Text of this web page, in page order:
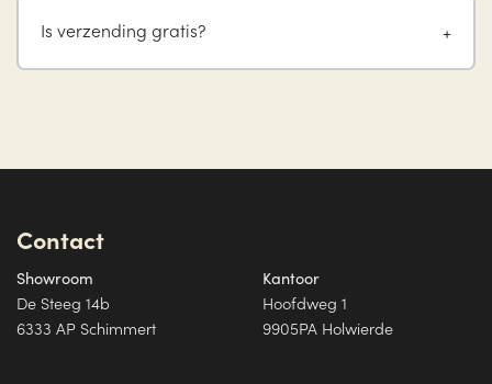
Is verzending gratis?
Contact
Showroom
De Steeg 14b
6333 AP Schimmert
Kantoor
Hoofdweg 1
9905PA Holwierde